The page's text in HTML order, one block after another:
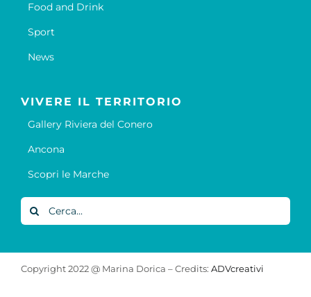
Food and Drink
Sport
News
VIVERE IL TERRITORIO
Gallery Riviera del Conero
Ancona
Scopri le Marche
Cerca
per:
Copyright 2022 @ Marina Dorica – Credits: ADVcreativi